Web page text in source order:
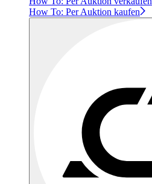
How To: Per Auktion kaufen